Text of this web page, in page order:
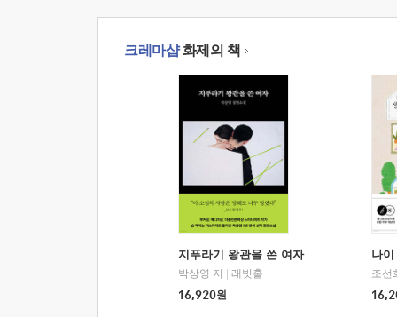
크레마샵화제의 책
지푸라기 왕관을 쓴 여자
박상영 저
래빗홀
16,920원
나
조선